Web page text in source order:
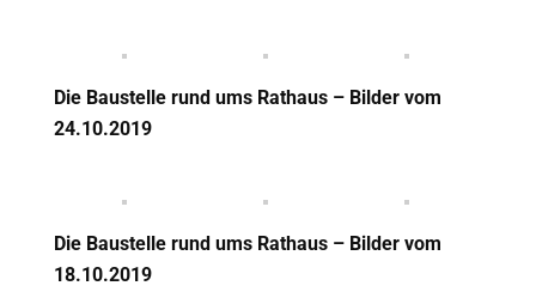
Die Baustelle rund ums Rathaus – Bilder vom
24.10.2019
Die Baustelle rund ums Rathaus – Bilder vom
18.10.2019